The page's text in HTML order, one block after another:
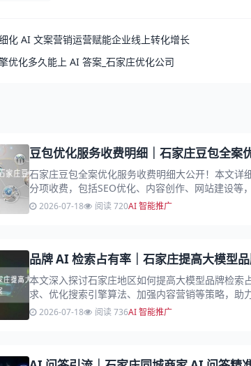
化 AI 文案营销运营赋能企业线上转化增长
优化多久能上 AI 答案_石家庄优化公司
豆包优化服务收费明细｜石家庄豆包全案
石家庄豆包全案优化服务收费明细大公开！本文详
分项收费，包括SEO优化、内容创作、网站建设等
做出明智选择。...
2026-07-18 阅读 720AI 智能推广
品牌 AI 检索占有率｜石家庄提高大模型
本文深入探讨石家庄地区如何提高大模型品牌检索
求、优化搜索引擎算法、加强内容营销等策略，助
增强市场竞争力。...
2026-07-18 阅读 736AI 智能推广